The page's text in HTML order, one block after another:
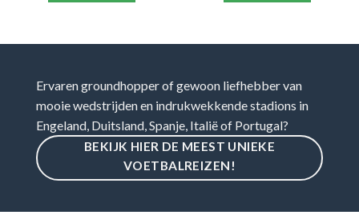
Ervaren groundhopper of gewoon liefhebber van
mooie wedstrijden en indrukwekkende stadions in
Engeland, Duitsland, Spanje, Italië of Portugal?
BEKIJK HIER DE MEEST UNIEKE
VOETBALREIZEN!